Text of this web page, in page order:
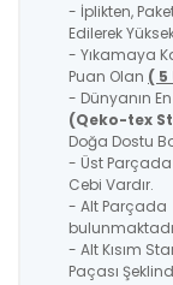
- İplikten,
Edilerek
- Yıkamaya
Puan Olan ( 5
- Dünyanın
(Qeko-tex
Doğa Dostu
- Üst
Cebi Vardır.
- Alt Parçada
- Alt Kısım
Paçası